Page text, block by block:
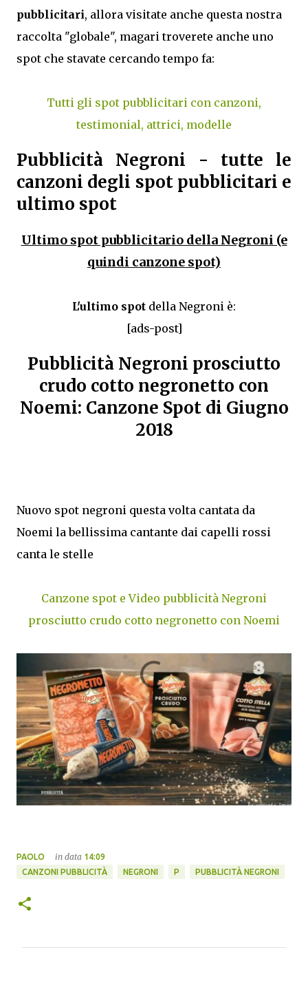
pubblicitari, allora visitate anche questa nostra
raccolta "globale", magari troverete anche uno
spot che stavate cercando tempo fa:
Tutti gli spot pubblicitari con canzoni,
testimonial, attrici, modelle
Pubblicità Negroni - tutte le
canzoni degli spot pubblicitari e
ultimo spot
Ultimo spot pubblicitario della Negroni (e
quindi canzone spot)
L'ultimo spot della Negroni è:
[ads-post]
Pubblicità Negroni prosciutto
crudo cotto negronetto con
Noemi: Canzone Spot di Giugno
2018
Nuovo spot negroni questa volta cantata da
Noemi la bellissima cantante dai capelli rossi
canta le stelle
Canzone spot e Video pubblicità Negroni
prosciutto crudo cotto negronetto con Noemi
PAOLO in data 14:09
CANZONI PUBBLICITÀ
NEGRONI P PUBBLICITÀ NEGRONI